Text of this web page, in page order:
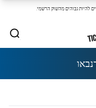
להיות גבוהים מהשוק הרשמי.